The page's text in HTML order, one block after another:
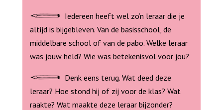
Iedereen heeft wel zo’n leraar die je
altijd is bijgebleven. Van de basisschool, de
middelbare school of van de pabo. Welke leraar
was jouw held? Wie was betekenisvol voor jou?
Denk eens terug. Wat deed deze
leraar? Hoe stond hij of zij voor de klas? Wat
raakte? Wat maakte deze leraar bijzonder?